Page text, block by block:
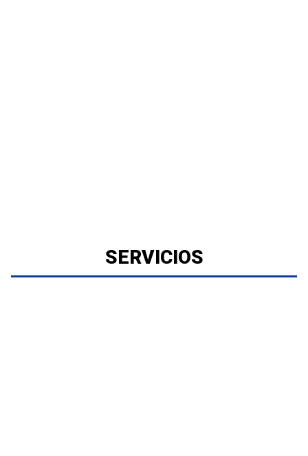
SERVICIOS